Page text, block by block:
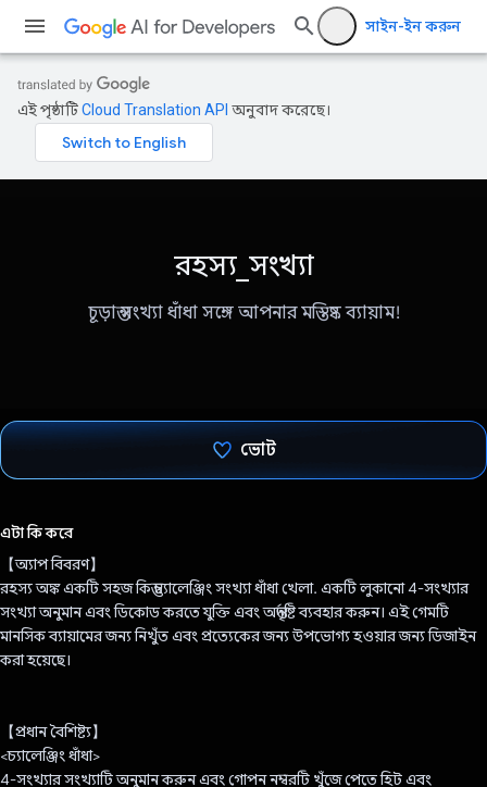
সাইন-ইন করুন
এই পৃষ্ঠাটিCloud Translation API অনুবাদ করেছে।
রহস্য_সংখ্যা
চূড়ান্ত সংখ্যা ধাঁধা সঙ্গে আপনার মস্তিষ্ক ব্যায়াম!
ভোট
এটা কি করে
【অ্যাপ বিবরণ】
রহস্য অঙ্ক একটি সহজ কিন্তু চ্যালেঞ্জিং সংখ্যা ধাঁধা খেলা. একটি লুকানো 4-সংখ্যার
সংখ্যা অনুমান এবং ডিকোড করতে যুক্তি এবং অন্তর্দৃষ্টি ব্যবহার করুন। এই গেমটি
মানসিক ব্যায়ামের জন্য নিখুঁত এবং প্রত্যেকের জন্য উপভোগ্য হওয়ার জন্য ডিজাইন
করা হয়েছে।
【প্রধান বৈশিষ্ট্য】
<চ্যালেঞ্জিং ধাঁধা>
4-সংখ্যার সংখ্যাটি অনুমান করুন এবং গোপন নম্বরটি খুঁজে পেতে হিট এবং